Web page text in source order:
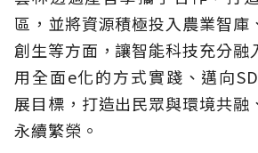
區，並將資源積極投入農業智庫
創生等方面，讓智能科技充分融
用全面e化的方式實踐、邁向
展目標，打造出民眾與環境共融
永續繁榮。